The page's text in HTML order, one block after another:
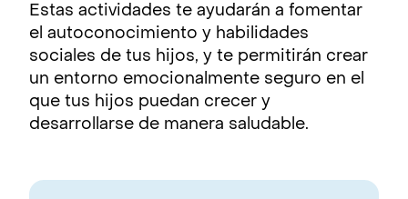
Estas actividades te ayudarán a fomentar
el autoconocimiento y habilidades
sociales de tus hijos, y te permitirán crear
un entorno emocionalmente seguro en el
que tus hijos puedan crecer y
desarrollarse de manera saludable.